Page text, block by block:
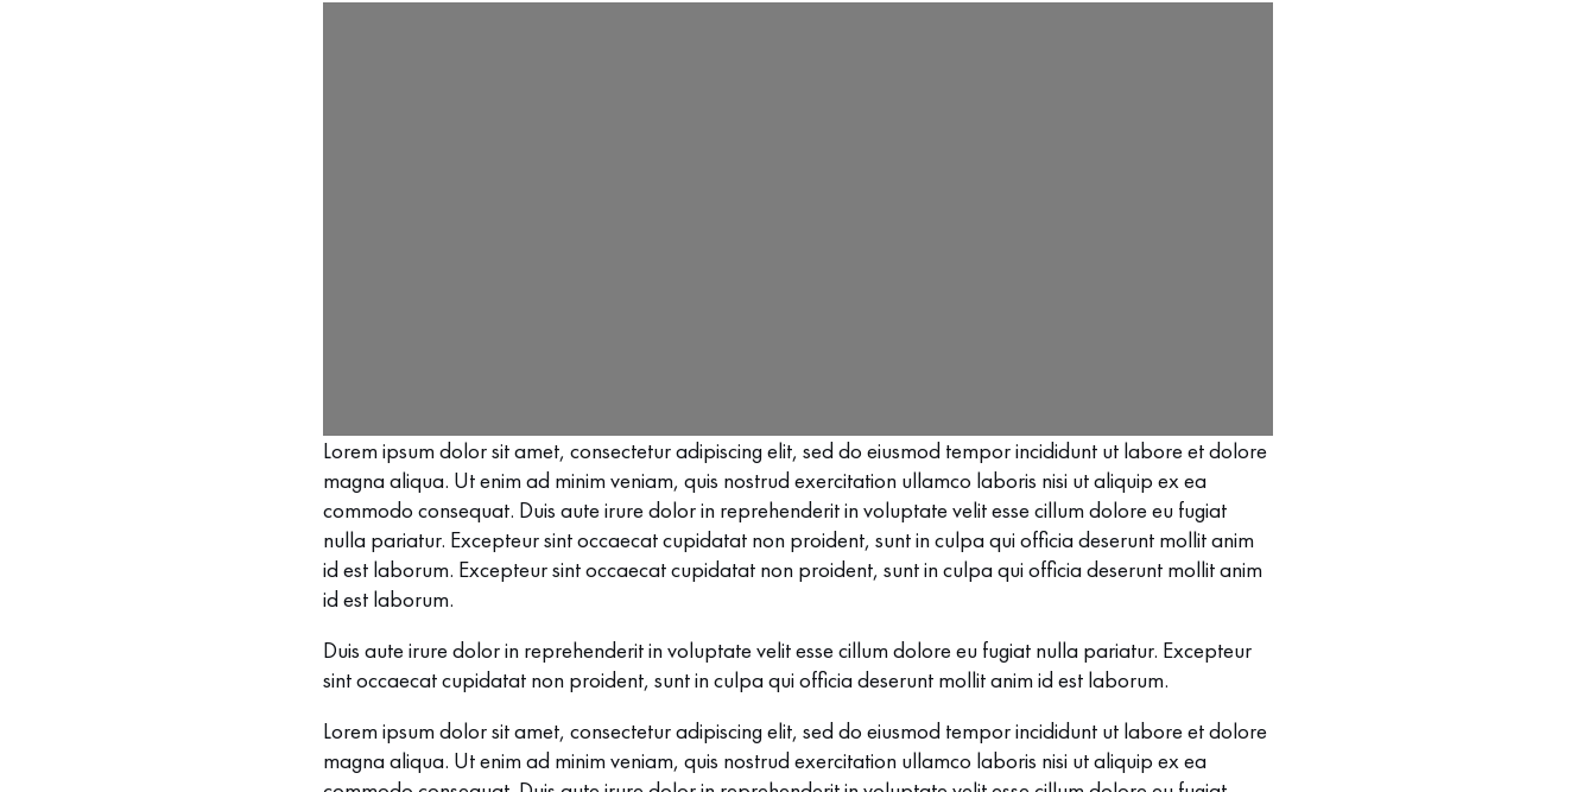
Lorem ipsum dolor sit amet, consectetur adipiscing elit, sed do eiusmod tempor incididunt ut labore et dolore
magna aliqua. Ut enim ad minim veniam, quis nostrud exercitation ullamco laboris nisi ut aliquip ex ea
commodo consequat. Duis aute irure dolor in reprehenderit in voluptate velit esse cillum dolore eu fugiat
nulla pariatur. Excepteur sint occaecat cupidatat non proident, sunt in culpa qui officia deserunt mollit anim
id est laborum. Excepteur sint occaecat cupidatat non proident, sunt in culpa qui officia deserunt mollit anim
id est laborum.
Duis aute irure dolor in reprehenderit in voluptate velit esse cillum dolore eu fugiat nulla pariatur. Excepteur
sint occaecat cupidatat non proident, sunt in culpa qui officia deserunt mollit anim id est laborum.
Lorem ipsum dolor sit amet, consectetur adipiscing elit, sed do eiusmod tempor incididunt ut labore et dolore
magna aliqua. Ut enim ad minim veniam, quis nostrud exercitation ullamco laboris nisi ut aliquip ex ea